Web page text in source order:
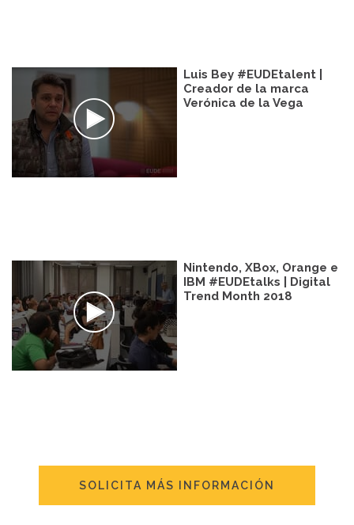
Luis Bey #EUDEtalent |
Creador de la marca
Verónica de la Vega
Nintendo, XBox, Orange e
IBM #EUDEtalks | Digital
Trend Month 2018
SOLICITA MÁS INFORMACIÓN